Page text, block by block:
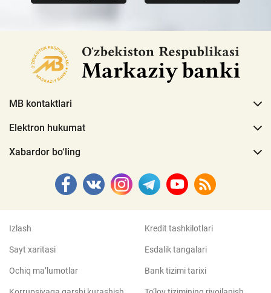
MB kontaktlari
Elektron hukumat
Xabardor bo‘ling
Izlash
Sayt xaritasi
Ochiq ma’lumotlar
Kredit tashkilotlari
Esdalik tangalari
Bank tizimi tarixi